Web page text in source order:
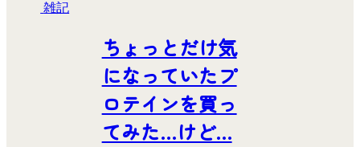
雑記
ちょっとだけ気
になっていたプ
ロテインを買っ
てみた…けど…